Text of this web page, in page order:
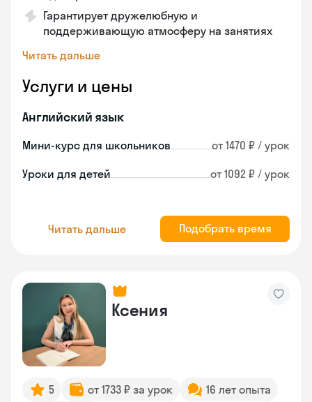
Гарантирует дружелюбную и
поддерживающую атмосферу на занятиях
Читать дальше
Услуги и цены
Английский язык
Мини-курс для школьников от 1470 ₽ / урок
Уроки для детей от 1092 ₽ / урок
Читать дальше Подобрать время
Ксения
5 от 1733 ₽ за урок
16 лет опыта